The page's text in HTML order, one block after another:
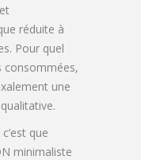
réduite à
Pour quel
consommées,
une
que
minimaliste